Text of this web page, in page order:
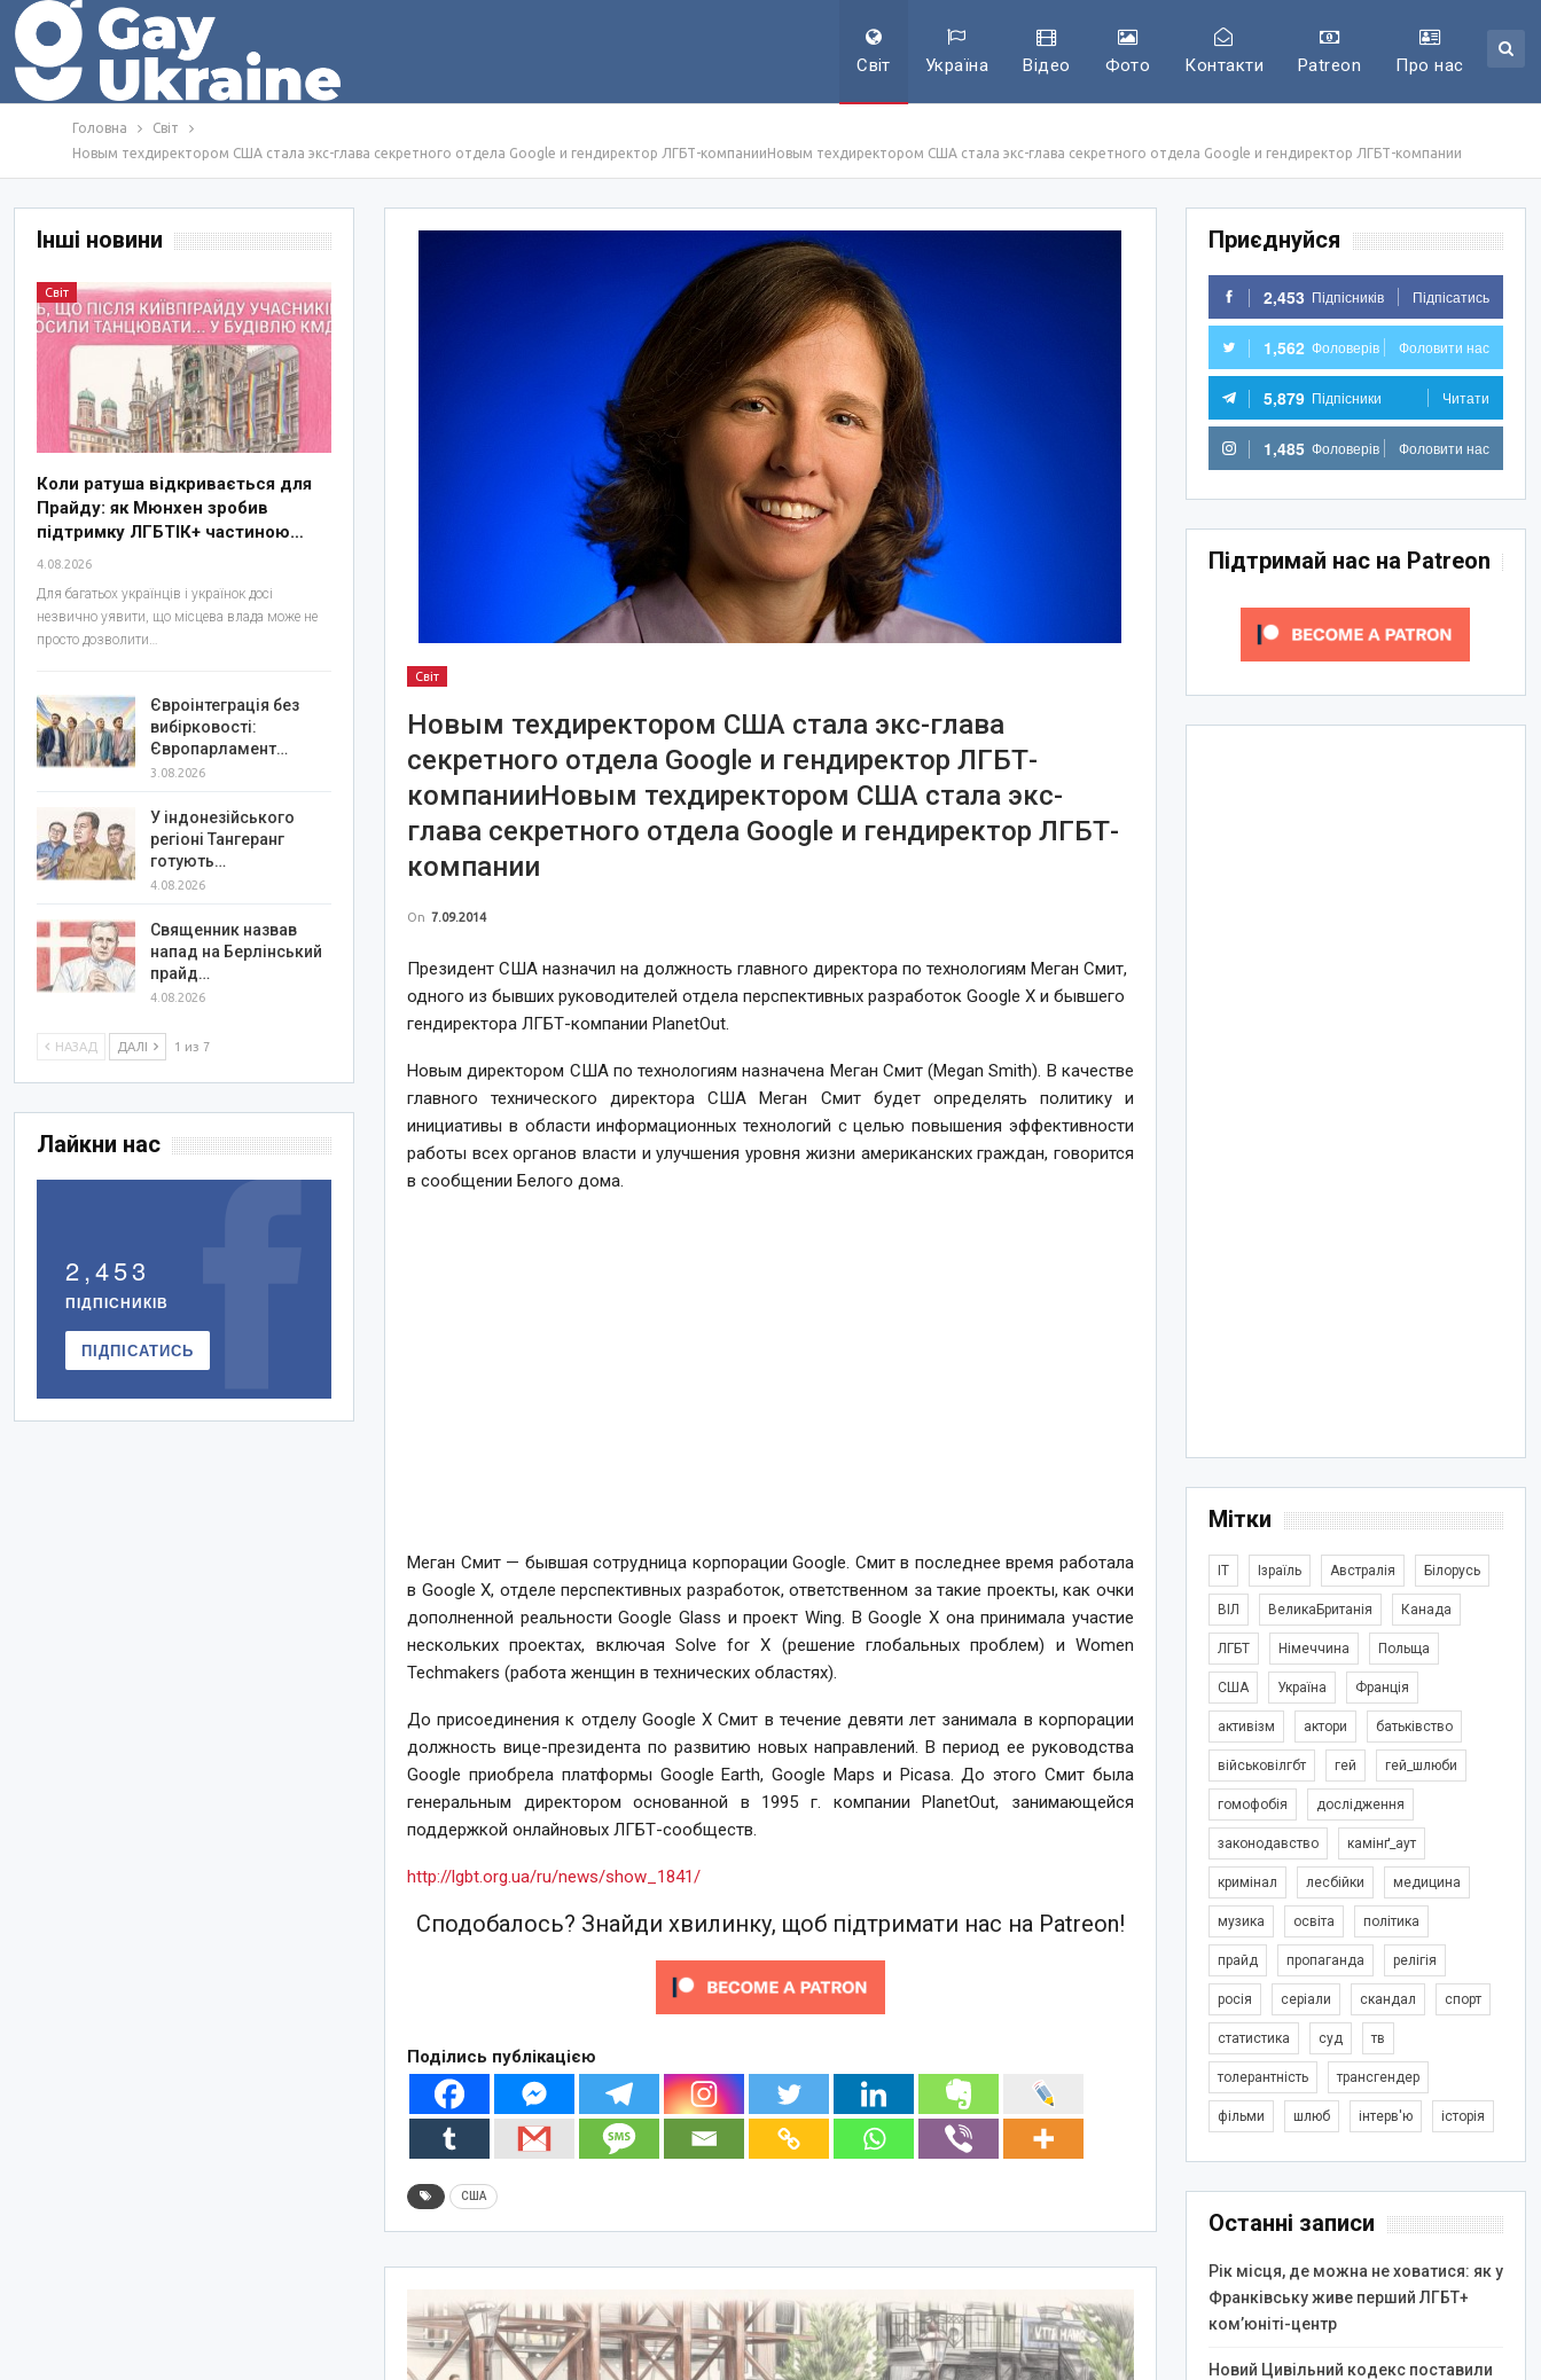
Світ Україна Відео Фото Контакти Patreon Про нас
Головна
Світ
Новым техдиректором США стала экс-глава секретного отдела Google и гендиректор ЛГБТ-компанииНовым техдиректором США стала экс-глава секретного отдела Google и гендиректор ЛГБТ-компании
Світ
Новым техдиректором США стала экс-глава
секретного отдела Google и гендиректор ЛГБТ-
компанииНовым техдиректором США стала экс-
глава секретного отдела Google и гендиректор ЛГБТ-
компании
On 7.09.2014
Президент США назначил на должность главного директора по технологиям Меган Смит,
одного из бывших руководителей отдела перспективных разработок Google X и бывшего
гендиректора ЛГБТ-компании PlanetOut.
Новым директором США по технологиям назначена Меган Смит (Megan Smith). В качестве
главного технического директора США Меган Смит будет определять политику и
инициативы в области информационных технологий с целью повышения эффективности
работы всех органов власти и улучшения уровня жизни американских граждан, говорится
в сообщении Белого дома.
Меган Смит — бывшая сотрудница корпорации Google. Смит в последнее время работала
в Google X, отделе перспективных разработок, ответственном за такие проекты, как очки
дополненной реальности Google Glass и проект Wing. В Google X она принимала участие
нескольких проектах, включая Solve for X (решение глобальных проблем) и Women
Techmakers (работа женщин в технических областях).
До присоединения к отделу Google X Смит в течение девяти лет занимала в корпорации
должность вице-президента по развитию новых направлений. В период ее руководства
Google приобрела платформы Google Earth, Google Maps и Picasa. До этого Смит была
генеральным директором основанной в 1995 г. компании PlanetOut, занимающейся
поддержкой онлайновых ЛГБТ-сообществ.
http://lgbt.org.ua/ru/news/show_1841/
Сподобалось? Знайди хвилинку, щоб підтримати нас на Patreon!
Поділись публікацією
США
Приєднуйся
2,453 Підпісників Підпісатись
1,562 Фоловерів Фоловити нас
5,879 Підпісники Читати
1,485 Фоловерів Фоловити нас
Підтримай нас на Patreon
Мітки
IT Ізраїль Австралія Білорусь
ВІЛ ВеликаБританія Канада
ЛГБТ Німеччина Польща
США Україна Франція
активізм актори батьківство
військовілгбт гей гей_шлюби
гомофобія дослідження
законодавство камінґ_аут
кримінал лесбійки медицина
музика освіта політика
прайд пропаганда релігія
росія серіали скандал спорт
статистика суд тв
толерантність трансгендер
фільми шлюб інтерв'ю історія
Останні записи
Рік місця, де можна не ховатися: як у
Франківську живе перший ЛГБТ+
ком’юніті-центр
Новий Цивільний кодекс поставили
Інші новини
Світ
Коли ратуша відкривається для
Прайду: як Мюнхен зробив
підтримку ЛГБТІК+ частиною…
4.08.2026
Для багатьох українців і українок досі
незвично уявити, що місцева влада може не
просто дозволити…
Євроінтеграція без
вибірковості:
Європарламент…
3.08.2026
У індонезійського
регіоні Тангеранг
готують…
4.08.2026
Священник назвав
напад на Берлінський
прайд…
4.08.2026
НАЗАД ДАЛІ 1 из 7
Лайкни нас
2,453
ПІДПІСНИКІВ
ПІДПІСАТИСЬ